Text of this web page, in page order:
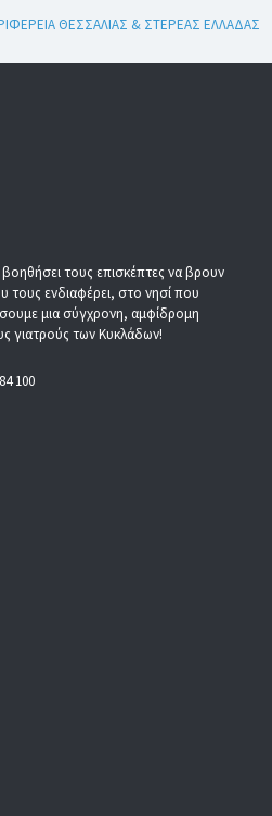
ΘΕΣΣΑΛΙΑΣ & ΣΤΕΡΕΑΣ ΕΛΛΑΔΑΣ
τους επισκέπτες να βρουν
τους ενδιαφέρει, στο νησί που
μια σύγχρονη, αμφίδρομη
γιατρούς των Κυκλάδων!
100